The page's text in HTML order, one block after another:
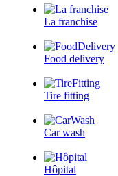
La franchise
Food delivery
Tire fitting
Car wash
Hôpital